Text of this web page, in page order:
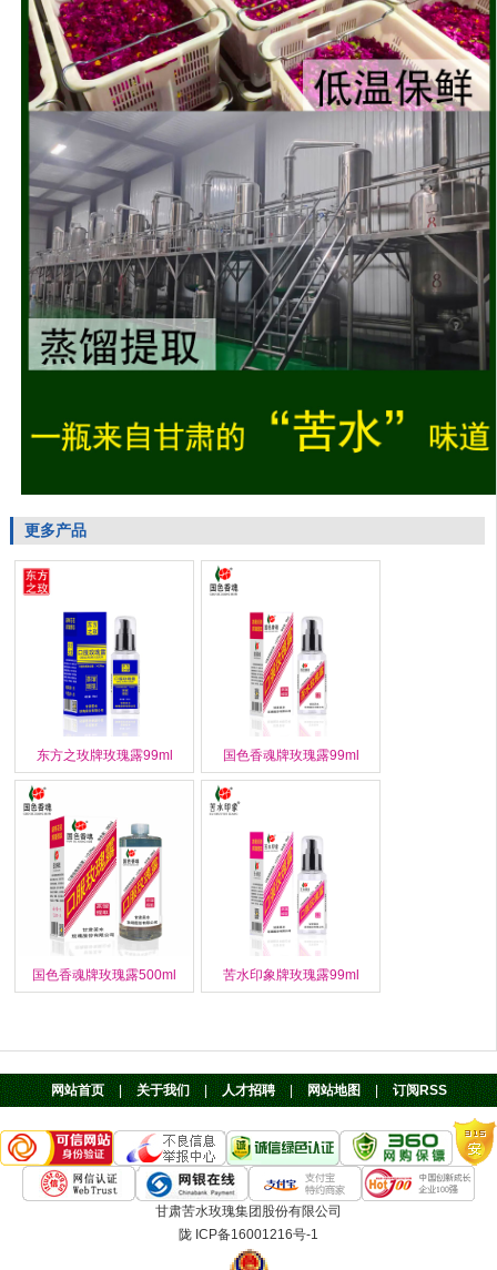
更多产品
东方之玫牌玫瑰露99ml 国色香魂牌玫瑰露99ml
国色香魂牌玫瑰露500ml 苦水印象牌玫瑰露99ml
网站首页 | 关于我们 | 人才招聘 | 网站地图 | 订阅RSS
甘肃苦水玫瑰集团股份有限公司
陇 ICP备16001216号-1